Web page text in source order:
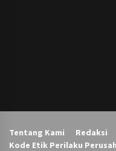
Tentang Kami Redaksi
Kode Etik Perilaku